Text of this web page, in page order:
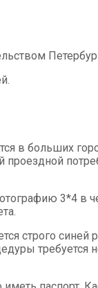
в больших
3*4 в
строго синей
требуется